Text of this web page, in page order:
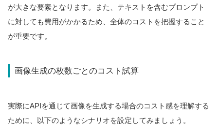
が大きな要素となります。また、テキストを含むプロンプト
に対しても費用がかかるため、全体のコストを把握すること
が重要です。
画像生成の枚数ごとのコスト試算
実際にAPIを通じて画像を生成する場合のコスト感を理解する
ために、以下のようなシナリオを設定してみましょう。